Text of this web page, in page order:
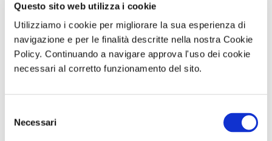
Questo sito web utilizza i cookie
Utilizziamo i cookie per migliorare la sua esperienza di
navigazione e per le finalità descritte nella nostra Cookie
Policy. Continuando a navigare approva l'uso dei cookie
necessari al corretto funzionamento del sito.
delNecessari
Comunicato n. 95
Napoli 03, Agosto
Comunicato n. 96
Napoli, 03 Agosto
Comunicato n. 99
Napoli, 05 Agosto